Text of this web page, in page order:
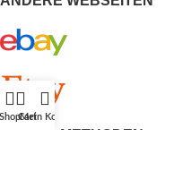
BEZAHLMETHODEN
ShopCart
Mein Konto